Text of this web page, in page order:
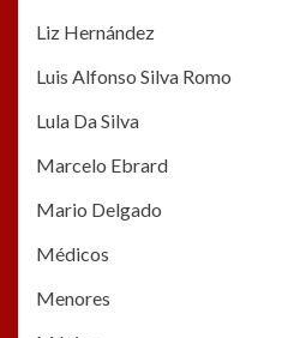
Liz Hernández
Luis Alfonso Silva Romo
Lula Da Silva
Marcelo Ebrard
Mario Delgado
Médicos
Menores